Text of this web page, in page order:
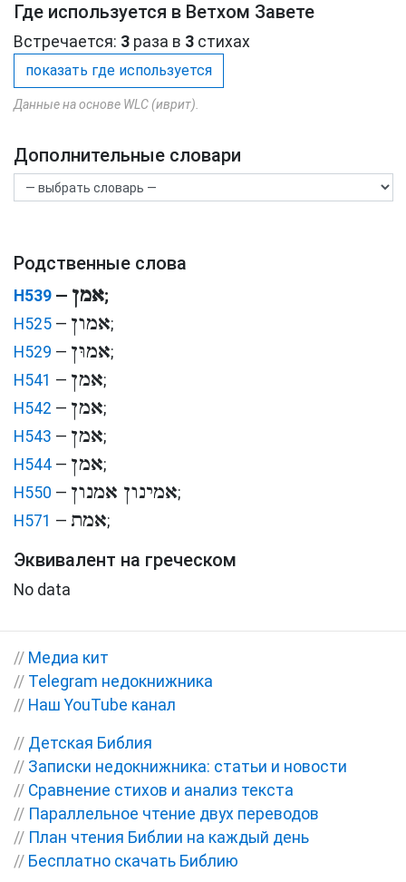
Где используется в Ветхом Завете
Встречается: 3 раза в 3 стихах
показать где используется
Данные на основе WLC (иврит).
Дополнительные словари
Родственные слова
H539 — אמן;
H525 — אמון;
H529 — אמוּן;
H541 — אמן;
H542 — אמן;
H543 — אמן;
H544 — אמן;
H550 — אמינון אמנון;
H571 — אמת;
Эквивалент на греческом
No data
// Медиа кит
// Telegram недокнижника
// Наш YouTube канал
// Детская Библия
// Записки недокнижника: статьи и новости
// Сравнение стихов и анализ текста
// Параллельное чтение двух переводов
// План чтения Библии на каждый день
// Бесплатно скачать Библию